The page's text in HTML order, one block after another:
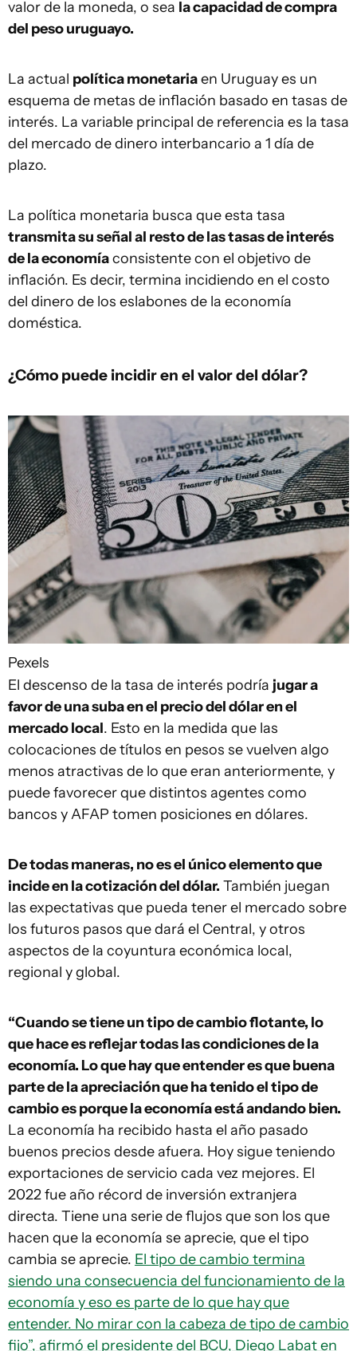
valor d​e la moneda, o sea la capacidad de compra
del peso uruguayo.
La actual política monetariaen Uruguay es un
esquema de metas de inflación basado en tasas de
interés. La variable principal de referencia es la tasa
del mercado de dinero interbancario a 1 día de
plazo.
La política monetaria busca que esta tasa
transmita su señal al resto de las tasas de interés
de la economíaconsistente con el objetivo de
inflación. Es decir, termina incidiendo en el costo
del dinero de los eslabones de la economía
doméstica.
¿Cómo puede incidir en el valor del dólar?
Pexels
El descenso de la tasa de interés podría jugar a
favor de una suba en el precio del dólar en el
mercado local. Esto en la medida que las
colocaciones de títulos en pesos se vuelven algo
menos atractivas de lo que eran anteriormente, y
puede favorecer que distintos agentes como
bancos y AFAP tomen posiciones en dólares.
De todas maneras, no es el único elemento que
incide en la cotización del dólar. También juegan
las expectativas que pueda tener el mercado sobre
los futuros pasos que dará el Central, y otros
aspectos de la coyuntura económica local,
regional y global.
“Cuando se tiene un tipo de cambio flotante, lo
que hace es reflejar todas las condiciones de la
economía. Lo que hay que entender es que buena
parte de la apreciación que ha tenido el tipo de
cambio es porque la economía está andando bien.
La economía ha recibido hasta el año pasado
buenos precios desde afuera. Hoy sigue teniendo
exportaciones de servicio cada vez mejores. El
2022 fue año récord de inversión extranjera
directa. Tiene una serie de flujos que son los que
hacen que la economía se aprecie, que el tipo
cambia se aprecie. El tipo de cambio termina
siendo una consecuencia del funcionamiento de la
economía y eso es parte de lo que hay que
entender. No mirar con la cabeza de tipo de cambio
fijo”, afirmó el presidente del BCU, Diego Labat en